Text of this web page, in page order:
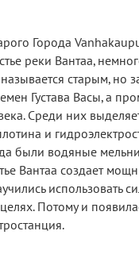
Города
реки Вантаа,
старым, но
Густава Васы, а
Среди них
и
были водяные
Вантаа создает
использовать
Потому и